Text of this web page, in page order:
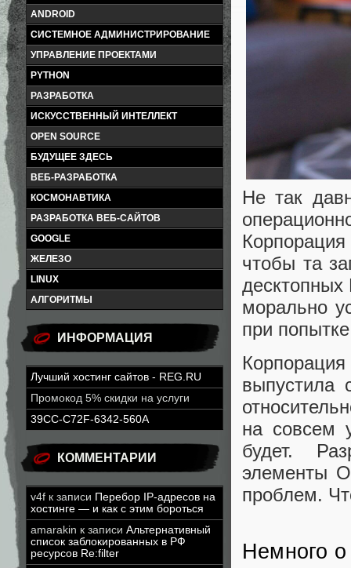
ANDROID
СИСТЕМНОЕ АДМИНИСТРИРОВАНИЕ
УПРАВЛЕНИЕ ПРОЕКТАМИ
PYTHON
РАЗРАБОТКА
ИСКУССТВЕННЫЙ ИНТЕЛЛЕКТ
OPEN SOURCE
БУДУЩЕЕ ЗДЕСЬ
ВЕБ-РАЗРАБОТКА
КОСМОНАВТИКА
РАЗРАБОТКА ВЕБ-САЙТОВ
GOOGLE
ЖЕЛЕЗО
LINUX
АЛГОРИТМЫ
ИНФОРМАЦИЯ
Лучший хостинг сайтов - REG.RU
Промокод 5% скидки на услуги
39CC-C72F-6342-560A
КОММЕНТАРИИ
v4f к записи Перебор IP-адресов на
хостинге — и как с этим бороться
amarakin к записи Альтернативный
список заблокированных в РФ
ресурсов Re:filter
Не так
чтобы та
морально
при
выпустила
на совсем
будет.
элементы
проблем.
Немного о